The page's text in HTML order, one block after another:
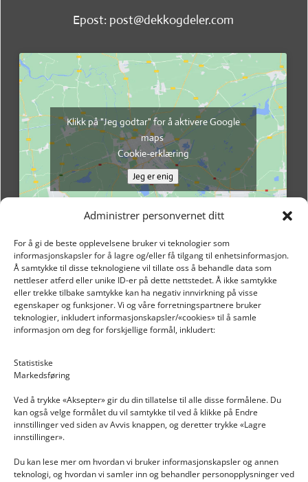
Administrer personvernet ditt
For å gi de beste opplevelsene bruker vi teknologier som
informasjonskapsler for å lagre og/eller få tilgang til enhetsinformasjon.
Å samtykke til disse teknologiene vil tillate oss å behandle data som
nettleser atferd eller unike ID-er på dette nettstedet. Å ikke samtykke
eller trekke tilbake samtykke kan ha negativ innvirkning på visse
egenskaper og funksjoner. Vi og våre forretningspartnere bruker
teknologier, inkludert informasjonskapsler/«cookies» til å samle
informasjon om deg for forskjellige formål, inkludert:
Statistiske
Markedsføring
Ved å trykke «Aksepter» gir du din tillatelse til alle disse formålene. Du
kan også velge formålet du vil samtykke til ved å klikke på Endre
innstillinger ved siden av Avvis knappen, og deretter trykke «Lagre
innstillinger».
Du kan lese mer om hvordan vi bruker informasjonskapsler og annen
teknologi, og hvordan vi samler inn og behandler personopplysninger ved
Epost: post@dekkogdeler.com
Klikk på "Jeg godtar" for å aktivere Google
maps
Cookie-erklæring
Jeg er enig
INFORMASJON